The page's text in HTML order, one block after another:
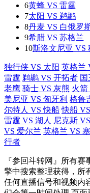
6黄蜂 VS 雷霆
7太阳 VS 鹈鹕
8丹麦 VS 白俄罗
9希腊 VS 苏格兰
10斯洛文尼亚 VS
独行侠 VS 太阳 英格兰
雷霆 鹈鹕 VS 开拓者
老鹰 骑士 VS 灰熊 火箭
美尼亚 VS 匈牙利 格鲁
尔特人 VS 快船 快船
雷霆 VS 湖人 尼克斯
VS 爱尔兰 英格兰 VS
行者
『参回斗转网』所有赛
擎中搜索整理获得，所
任何直播信号和视频内